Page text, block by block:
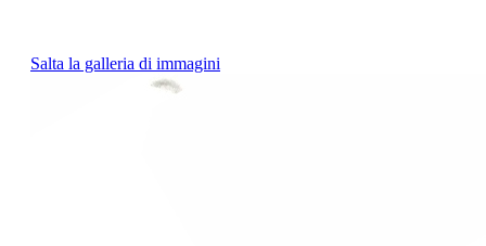
Salta la galleria di immagini